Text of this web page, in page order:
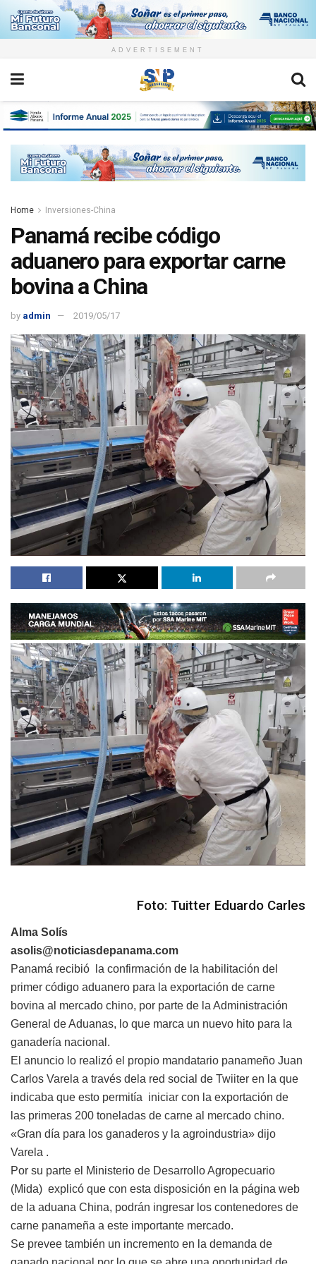
ADVERTISEMENT
Home Inversiones-China
Panamá recibe código
aduanero para exportar carne
bovina a China
by admin 2019/05/17
Foto: Tuitter Eduardo Carles
Alma Solís
asolis@noticiasdepanama.com
Panamá recibió la confirmación de la habilitación del
primer código aduanero para la exportación de carne
bovina al mercado chino, por parte de la Administración
General de Aduanas, lo que marca un nuevo hito para la
ganadería nacional.
El anuncio lo realizó el propio mandatario panameño Juan
Carlos Varela a través dela red social de Twiiter en la que
indicaba que esto permitía iniciar con la exportación de
las primeras 200 toneladas de carne al mercado chino.
«Gran día para los ganaderos y la agroindustria» dijo
Varela .
Por su parte el Ministerio de Desarrollo Agropecuario
(Mida) explicó que con esta disposición en la página web
de la aduana China, podrán ingresar los contenedores de
carne panameña a este importante mercado.
Se prevee también un incremento en la demanda de